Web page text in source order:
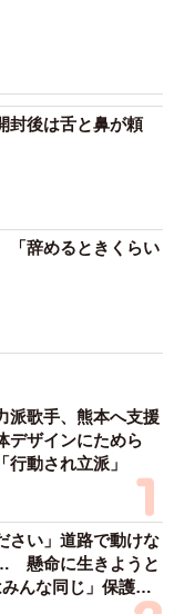
封後は舌と鼻が頼
辞めるときくらい
派歌手、熊本へ支援
デザインにためら
動され立派」
さい」道路で動けな
懸命に生きようと
んな同じ」保護団